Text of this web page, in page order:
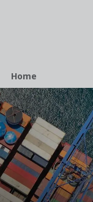
Breadcrumb
Home